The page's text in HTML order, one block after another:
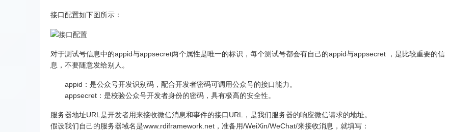
接口配置如下图所示：
对于测试号信息中的appid与appsecret两个属性是唯一的标识，每个测试号都会有自己的appid与appsecret ，是比较重要的信
息，不要随意发给别人。
appid：是公众号开发识别码，配合开发者密码可调用公众号的接口能力。
appsecret：是校验公众号开发者身份的密码，具有极高的安全性。
服务器地址URL是开发者用来接收微信消息和事件的接口URL，是我们服务器的响应微信请求的地址。
假设我们自己的服务器域名是www.rdiframework.net，准备用/WeiXin/WeChat/来接收消息，就填写：